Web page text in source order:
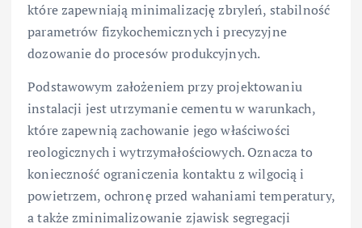
które zapewniają minimalizację zbryleń, stabilność
parametrów fizykochemicznych i precyzyjne
dozowanie do procesów produkcyjnych.
Podstawowym założeniem przy projektowaniu
instalacji jest utrzymanie cementu w warunkach,
które zapewnią zachowanie jego właściwości
reologicznych i wytrzymałościowych. Oznacza to
konieczność ograniczenia kontaktu z wilgocią i
powietrzem, ochronę przed wahaniami temperatury,
a także zminimalizowanie zjawisk segregacji